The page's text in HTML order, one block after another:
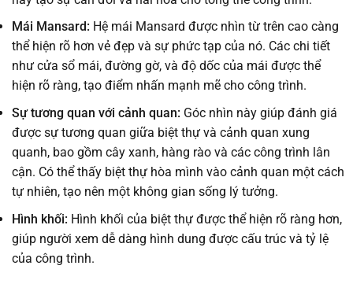
Mái Mansard: Hệ mái Mansard được nhìn từ trên cao càng
thể hiện rõ hơn vẻ đẹp và sự phức tạp của nó. Các chi tiết
như cửa sổ mái, đường gờ, và độ dốc của mái được thể
hiện rõ ràng, tạo điểm nhấn mạnh mẽ cho công trình.
Sự tương quan với cảnh quan: Góc nhìn này giúp đánh giá
được sự tương quan giữa biệt thự và cảnh quan xung
quanh, bao gồm cây xanh, hàng rào và các công trình lân
cận. Có thể thấy biệt thự hòa mình vào cảnh quan một cách
tự nhiên, tạo nên một không gian sống lý tưởng.
Hình khối: Hình khối của biệt thự được thể hiện rõ ràng hơn,
giúp người xem dễ dàng hình dung được cấu trúc và tỷ lệ
của công trình.